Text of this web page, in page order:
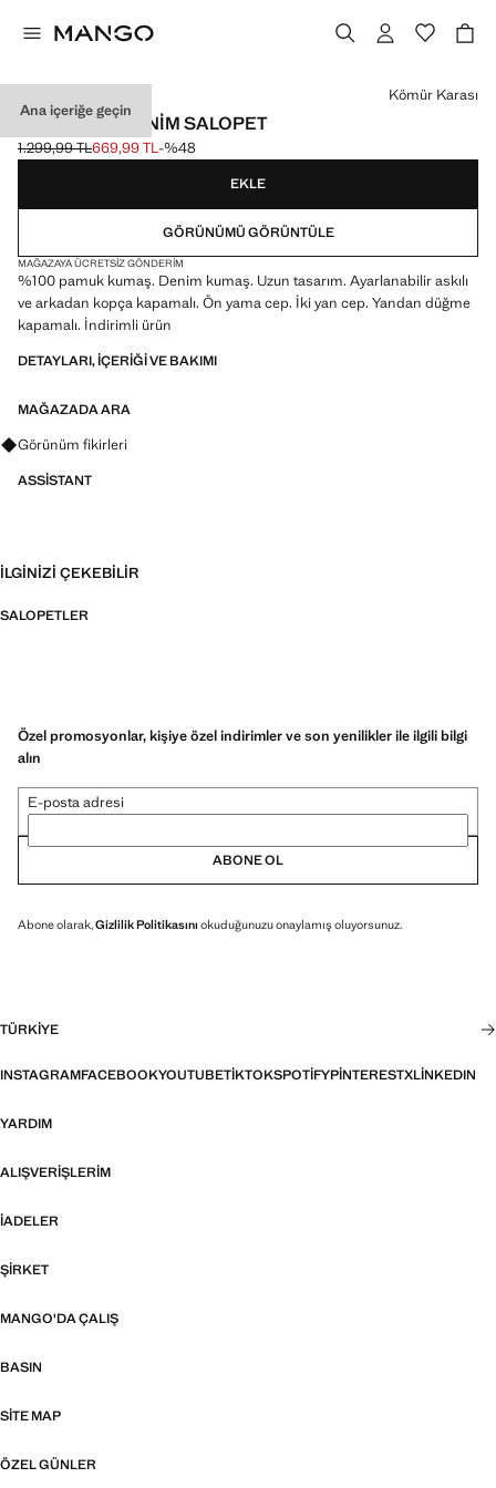
Ana içeriğe geçin
DÜZ KESIM DENIM SALOPET
Üstü çizili ilk fiyat [1.299,99 TL ]
1.299,99 TL
Güncel fiyat [669,99 TL ]
669,99 TL-%48
Bir renk seçin
Kömür Karası
EKLE
GÖRÜNÜMÜ GÖRÜNTÜLE
MAĞAZAYA ÜCRETSIZ GÖNDERIM
%100 pamuk kumaş. Denim kumaş. Uzun tasarım. Ayarlanabilir askılı
ve arkadan kopça kapamalı. Ön yama cep. İki yan cep. Yandan düğme
kapamalı. İndirimli ürün
DETAYLARI, IÇERIĞI VE BAKIMI
MAĞAZADA ARA
Görünümler, ürünler ve trendler hakkında sorular sorun
Görünüm fikirleri
ASSISTANT
İLGINIZI ÇEKEBILIR
SALOPETLER
Özel promosyonlar, kişiye özel indirimler ve son yenilikler ile ilgili bilgi
alın
E-posta adresi
ABONE OL
Abone olarak,Gizlilik Politikasını okuduğunuzu onaylamış oluyorsunuz.
TÜRKIYE
INSTAGRAMFACEBOOKYOUTUBETIKTOKSPOTIFYPINTERESTXLINKEDIN
YARDIM
ALIŞVERIŞLERIM
İADELER
ŞIRKET
MANGO'DA ÇALIŞ
BASIN
SITE MAP
ÖZEL GÜNLER